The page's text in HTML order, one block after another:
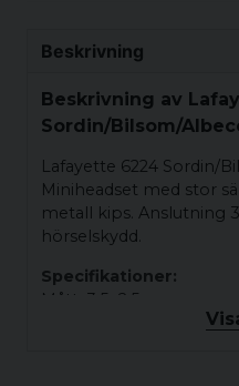
Beskrivning
Beskrivning av
Sordin/Bilsom/
Lafayette 6224 Sordin/
Miniheadset med stor
metall kips. Anslutning
hörselskydd.
Specifikationer:
Mått: 3,5+2,5 mm